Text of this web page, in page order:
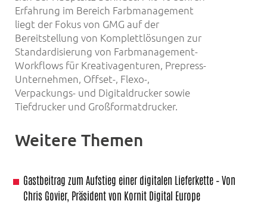
Erfahrung im Bereich Farbmanagement
liegt der Fokus von GMG auf der
Bereitstellung von Komplettlösungen zur
Standardisierung von Farbmanagement-
Workflows für Kreativagenturen, Prepress-
Unternehmen, Offset-, Flexo-,
Verpackungs- und Digitaldrucker sowie
Tiefdrucker und Großformatdrucker.
Weitere Themen
Gastbeitrag zum Aufstieg einer digitalen Lieferkette – Von
Chris Govier, Präsident von Kornit Digital Europe